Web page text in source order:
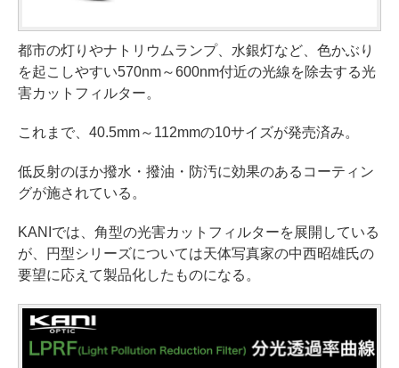
都市の灯りやナトリウムランプ、水銀灯など、色かぶり
を起こしやすい570nm～600nm付近の光線を除去する光
害カットフィルター。
これまで、40.5mm～112mmの10サイズが発売済み。
低反射のほか撥水・撥油・防汚に効果のあるコーティン
グが施されている。
KANIでは、角型の光害カットフィルターを展開している
が、円型シリーズについては天体写真家の中西昭雄氏の
要望に応えて製品化したものになる。